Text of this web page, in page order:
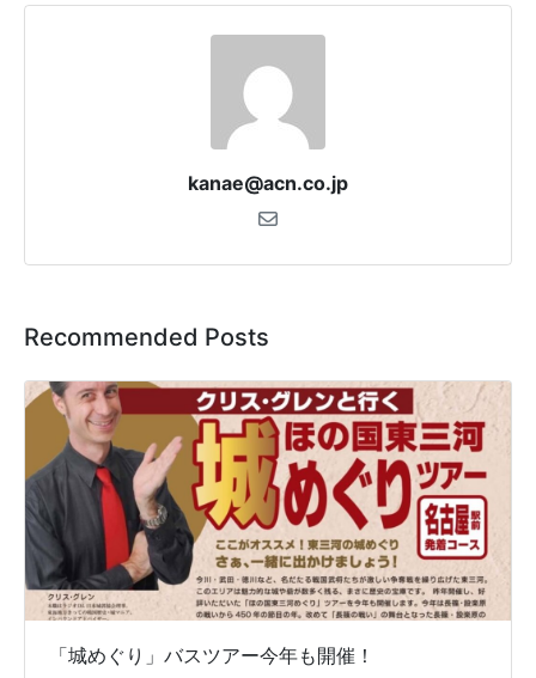
kanae@acn.co.jp
Recommended Posts
「城めぐり」バスツアー今年も開催！